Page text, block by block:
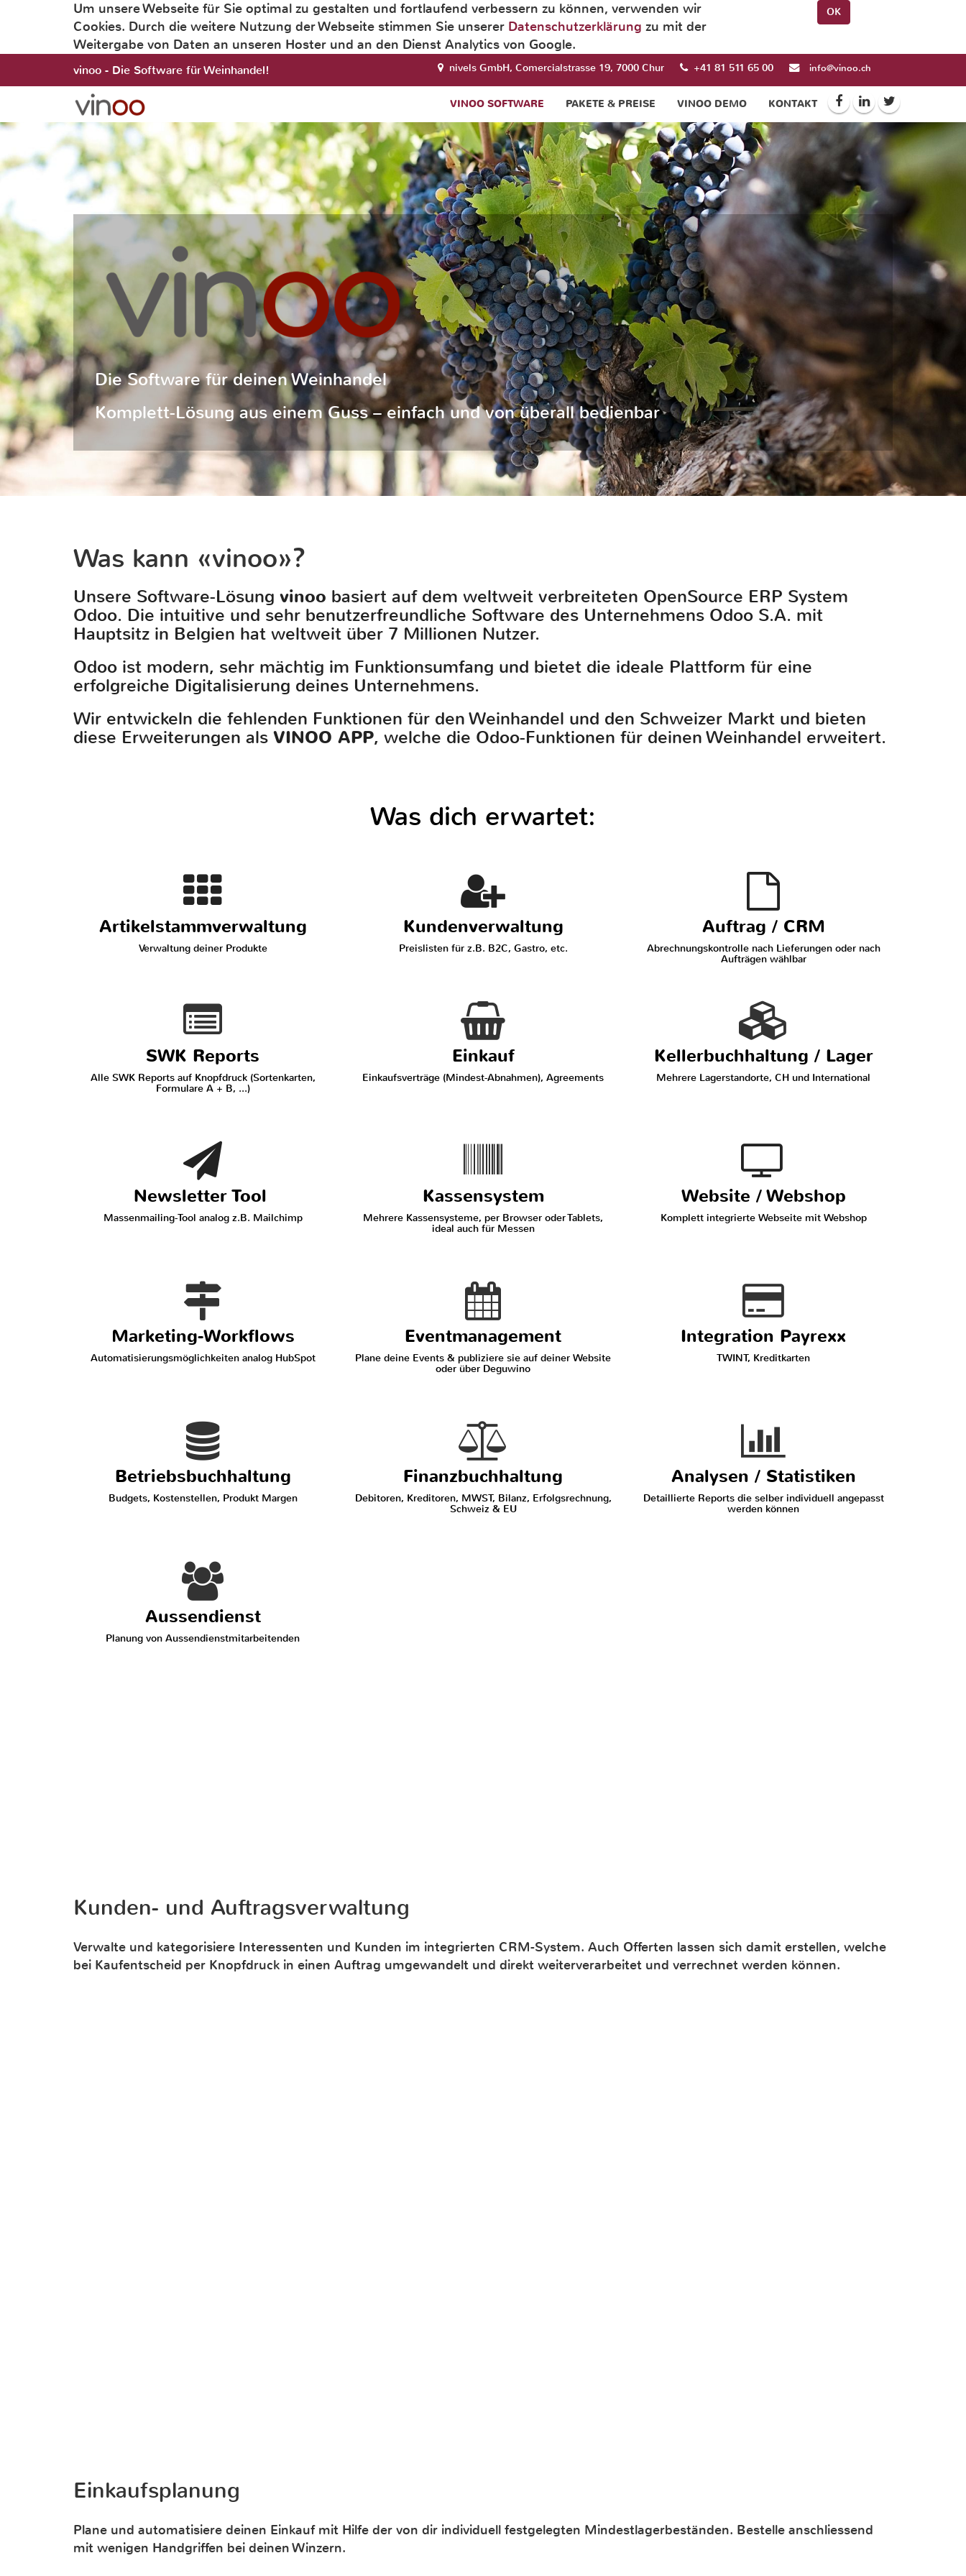
Um unsere Webseite für Sie optimal zu gestalten und fortlaufend verbessern zu können, verwenden wir
Cookies. Durch die weitere Nutzung der Webseite stimmen Sie unserer Datenschutzerklärung zu mit der
Weitergabe von Daten an unseren Hoster und an den Dienst Analytics von Google.
OK
nivels GmbH, Comercialstrasse 19, 7000 Chur +41 81 511 65 00 info@vinoo.ch
vinoo - Die Software für Weinhandel!
VINOO SOFTWARE PAKETE & PREISE VINOO DEMO KONTAKT
Die Software für deinen Weinhandel
Komplett-Lösung aus einem Guss – einfach und von überall bedienbar
Was kann «vinoo»?
Unsere Software-Lösung vinoo basiert auf dem weltweit verbreiteten OpenSource ERP System
Odoo. Die intuitive und sehr benutzerfreundliche Software des Unternehmens Odoo S.A. mit
Hauptsitz in Belgien hat weltweit über 7 Millionen Nutzer.
Odoo ist modern, sehr mächtig im Funktionsumfang und bietet die ideale Plattform für eine
erfolgreiche Digitalisierung deines Unternehmens.
Wir entwickeln die fehlenden Funktionen für den Weinhandel und den Schweizer Markt und bieten
diese Erweiterungen als VINOO APP, welche die Odoo-Funktionen für deinen Weinhandel erweitert.
Was dich erwartet:
Artikelstammverwaltung
Verwaltung deiner Produkte
Kundenverwaltung
Preislisten für z.B. B2C, Gastro, etc.
Auftrag / CRM
Abrechnungskontrolle nach Lieferungen oder nach
Aufträgen wählbar
SWK Reports
Alle SWK Reports auf Knopfdruck (Sortenkarten,
Formulare A + B, ...)
Einkauf
Einkaufsverträge (Mindest-Abnahmen), Agreements
Kellerbuchhaltung / Lager
Mehrere Lagerstandorte, CH und International
Newsletter Tool
Massenmailing-Tool analog z.B. Mailchimp
Kassensystem
Mehrere Kassensysteme, per Browser oder Tablets,
ideal auch für Messen
Website / Webshop
Komplett integrierte Webseite mit Webshop
Marketing-Workflows
Automatisierungsmöglichkeiten analog HubSpot
Eventmanagement
Plane deine Events & publiziere sie auf deiner Website
oder über Deguwino
Integration Payrexx
TWINT, Kreditkarten
Betriebsbuchhaltung
Budgets, Kostenstellen, Produkt Margen
Finanzbuchhaltung
Debitoren, Kreditoren, MWST, Bilanz, Erfolgsrechnung,
Schweiz & EU
Analysen / Statistiken
Detaillierte Reports die selber individuell angepasst
werden können
Aussendienst
Planung von Aussendienstmitarbeitenden
Kunden- und Auftragsverwaltung
Verwalte und kategorisiere Interessenten und Kunden im integrierten CRM-System. Auch Offerten lassen sich damit erstellen, welche
bei Kaufentscheid per Knopfdruck in einen Auftrag umgewandelt und direkt weiterverarbeitet und verrechnet werden können.
Einkaufsplanung
Plane und automatisiere deinen Einkauf mit Hilfe der von dir individuell festgelegten Mindestlagerbeständen. Bestelle anschliessend
mit wenigen Handgriffen bei deinen Winzern.